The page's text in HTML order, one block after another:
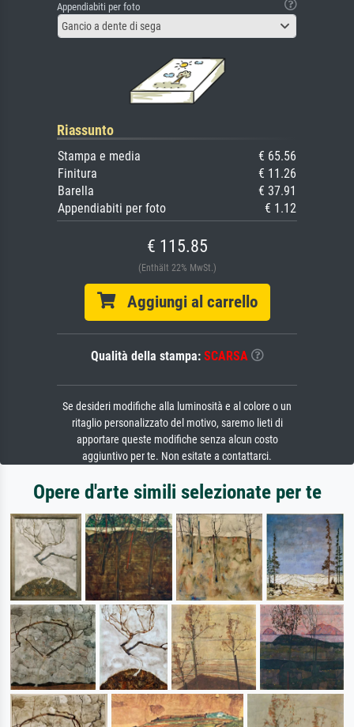
Appendiabiti per foto
Gancio a dente di sega
Riassunto
Stampa e media
€ 65.56
Finitura
€ 11.26
Barella
€ 37.91
Appendiabiti per foto
€ 1.12
€ 115.85
(Enthält 22% MwSt.)
Aggiungi al carrello
Qualità della stampa: SCARSA
Se desideri modifiche alla luminosità e al colore o un
ritaglio personalizzato del motivo, saremo lieti di
apportare queste modifiche senza alcun costo
aggiuntivo per te. Non esitate a contattarci.
Opere d'arte simili selezionate per te